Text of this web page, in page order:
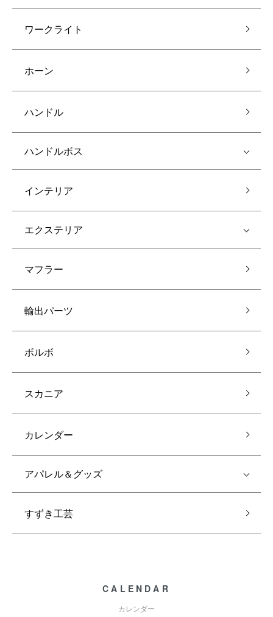
ワークライト
ホーン
ハンドル
ハンドルボス
インテリア
エクステリア
マフラー
輸出パーツ
ボルボ
スカニア
カレンダー
アパレル＆グッズ
すずき工芸
CALENDAR
カレンダー